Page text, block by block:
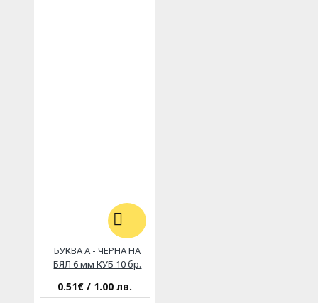
БУКВА А - ЧЕРНА НА
БЯЛ 6 мм КУБ 10 бр.
0.51€ / 1.00 лв.